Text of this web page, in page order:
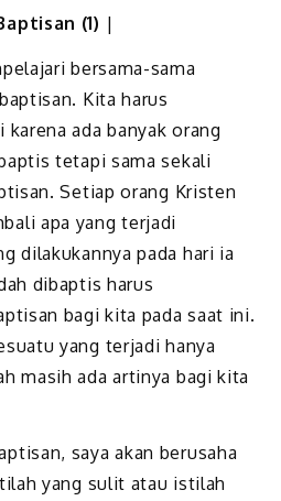
(1) |
bersama-sama
Kita harus
ada banyak orang
tetapi sama sekali
Setiap orang Kristen
apa yang terjadi
dilakukannya pada hari ia
dibaptis harus
bagi kita pada saat ini.
yang terjadi hanya
masih ada artinya bagi kita
saya akan berusaha
yang sulit atau istilah